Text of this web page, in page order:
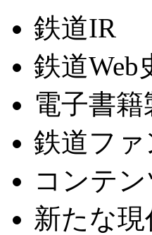
鉄道IR
鉄道Web
電子書籍
鉄道ファ
コンテ
新たな